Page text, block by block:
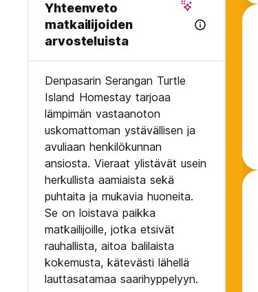
Yhteenveto
matkailijoiden
arvosteluista
Denpasarin Serangan Turtle
Island Homestay tarjoaa
lämpimän vastaanoton
uskomattoman ystävällisen ja
avuliaan henkilökunnan
ansiosta. Vieraat ylistävät usein
herkullista aamiaista sekä
puhtaita ja mukavia huoneita.
Se on loistava paikka
matkailijoille, jotka etsivät
rauhallista, aitoa balilaista
kokemusta, kätevästi lähellä
lauttasatamaa saarihyppelyyn.